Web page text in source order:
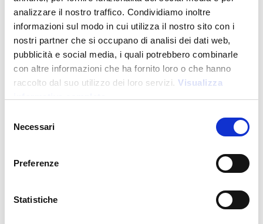
analizzare il nostro traffico. Condividiamo inoltre
informazioni sul modo in cui utilizza il nostro sito con i
nostri partner che si occupano di analisi dei dati web,
pubblicità e social media, i quali potrebbero combinarle
con altre informazioni che ha fornito loro o che hanno
raccolto dal suo utilizzo dei loro servizi. Visualizza
delNecessari
Preferenze
Statistiche
Novità
Penna a scatto in alluminio gommato. Clip e particolari
Prezzo: 0,700€